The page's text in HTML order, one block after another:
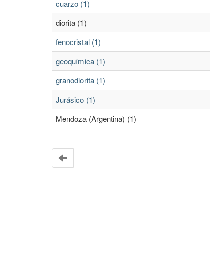
cuarzo (1)
diorita (1)
fenocristal (1)
geoquímica (1)
granodiorita (1)
Jurásico (1)
Mendoza (Argentina) (1)